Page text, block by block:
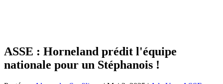
ASSE : Horneland prédit l'équipe
nationale pour un Stéphanois !